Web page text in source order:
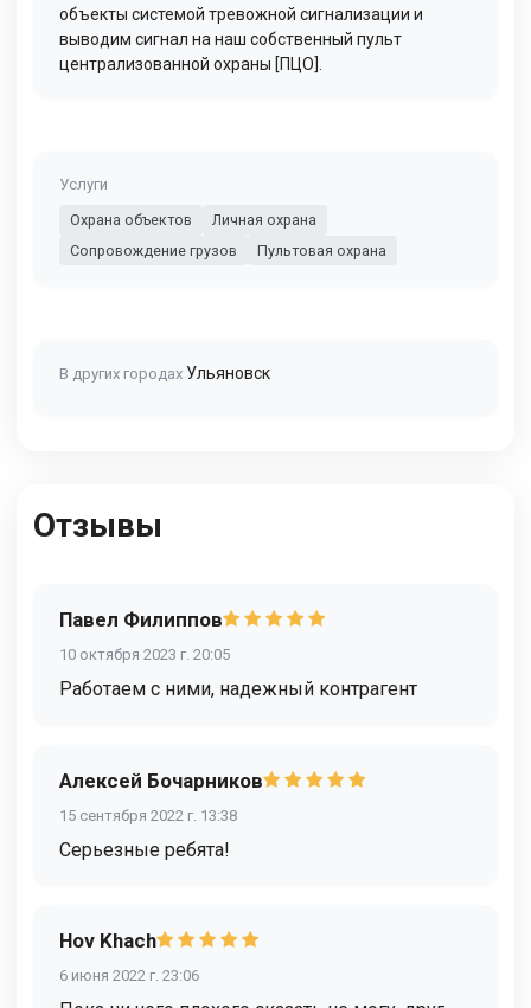
объекты системой тревожной сигнализации и
выводим сигнал на наш собственный пульт
централизованной охраны [ПЦО].
Услуги
Охрана объектов
Личная охрана
Сопровождение грузов
Пультовая охрана
В других городах Ульяновск
Отзывы
Павел Филиппов
10 октября 2023 г. 20:05
Работаем с ними, надежный контрагент
Алексей Бочарников
15 сентября 2022 г. 13:38
Серьезные ребята!
Hov Khach
6 июня 2022 г. 23:06